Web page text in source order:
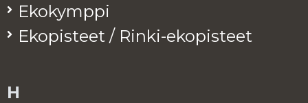
Eko­kymp­pi
Eko­pis­teet / Rinki-eko­pis­teet
H